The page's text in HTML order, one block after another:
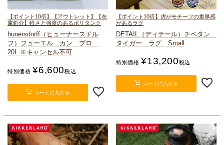
【ポイント10倍】【アウトレット】【在
庫処分】軽さと強度のあるポリタンク
hunersdorff（ヒューナースドル
フ） フューエル カン プロ
20L ※キャンセル不可
特別価格 ¥6,600税込
カートに入れる
【ポイント10倍】虎がモチーフの重厚感
があるラグ
DETAIL（ディテール） チベタン
タイガー ラグ Small
特別価格 ¥13,200税込
カートに入れる